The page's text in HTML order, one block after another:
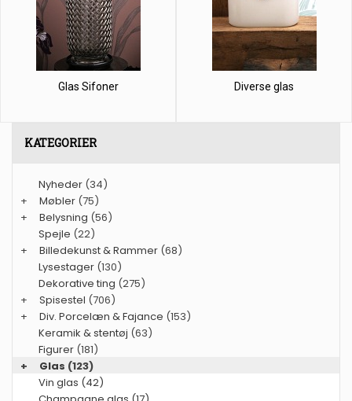
Glas Sifoner Diverse glas
KATEGORIER
Nyheder (34)
+
Møbler (75)
+
Belysning (56)
Spejle (22)
+
Billedekunst & Rammer (68)
Lysestager (130)
Dekorative ting (275)
+
Spisestel (706)
+
Div. Porcelæn & Fajance (153)
Keramik & stentøj (63)
Figurer (181)
+
Glas (123)
Vin glas (42)